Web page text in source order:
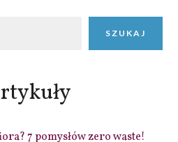
SZUKAJ
7 pomysłów zero waste!